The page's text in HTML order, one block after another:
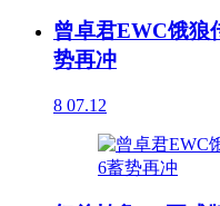
曾卓君EWC饿狼
势再冲
8 07.12